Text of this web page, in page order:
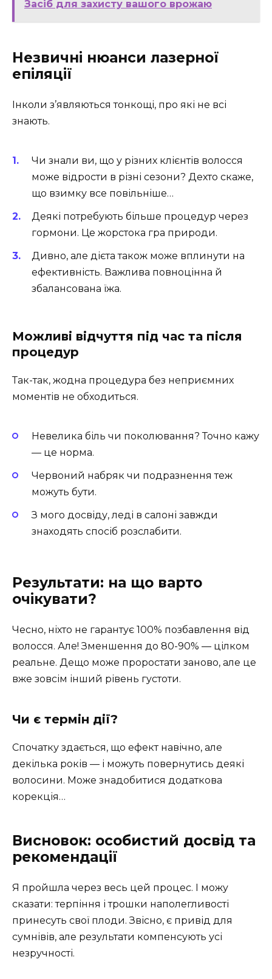
Засіб для захисту вашого врожаю
Незвичні нюанси лазерної
епіляції
Інколи з’являються тонкощі, про які не всі
знають.
Чи знали ви, що у різних клієнтів волосся
може відрости в різні сезони? Дехто скаже,
що взимку все повільніше…
Деякі потребують більше процедур через
гормони. Це жорстока гра природи.
Дивно, але дієта також може вплинути на
ефективність. Важлива повноцінна й
збалансована їжа.
Можливі відчуття під час та після
процедур
Так-так, жодна процедура без неприємних
моментів не обходиться.
Невелика біль чи поколювання? Точно кажу
— це норма.
Червоний набряк чи подразнення теж
можуть бути.
З мого досвіду, леді в салоні завжди
знаходять спосіб розслабити.
Результати: на що варто
очікувати?
Чесно, ніхто не гарантує 100% позбавлення від
волосся. Але! Зменшення до 80-90% — цілком
реальне. Дещо може проростати заново, але це
вже зовсім інший рівень густоти.
Чи є термін дії?
Спочатку здається, що ефект навічно, але
декілька років — і можуть повернутись деякі
волосини. Може знадобитися додаткова
корекція…
Висновок: особистий досвід та
рекомендації
Я пройшла через весь цей процес. І можу
сказати: терпіння і трошки наполегливості
принесуть свої плоди. Звісно, є привід для
сумнівів, але результати компенсують усі
незручності.